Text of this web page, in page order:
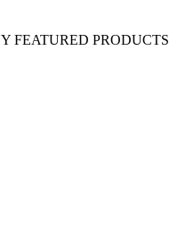
FEATURED PRODUCTS